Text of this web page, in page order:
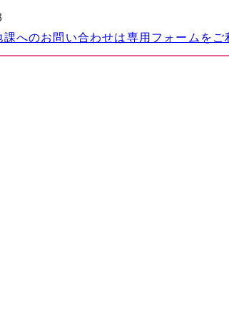
へのお問い合わせは専用フォームをご